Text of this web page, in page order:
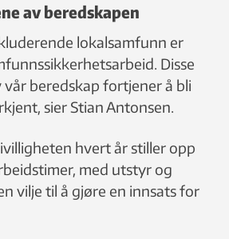
av beredskapen
lokalsamfunn er
Disse
vår beredskap fortjener å bli
sier Stian Antonsen.
hvert år stiller opp
med utstyr og
vilje til å gjøre en innsats for